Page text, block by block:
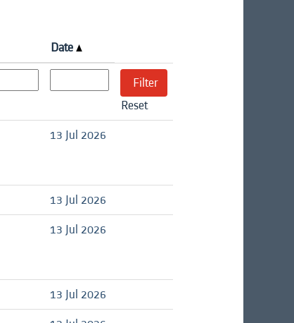
Date
Reset
13 Jul 2026
13 Jul 2026
13 Jul 2026
13 Jul 2026